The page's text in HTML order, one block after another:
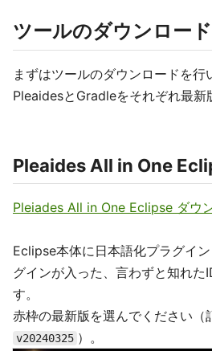
ツールのダウンロード
まずはツールのダウンロードを行
PleaidesとGradleをそれぞれ最新
Pleaides All in One
Pleiades All in One Eclipse ダウ
Eclipse本体に日本語化プラグイ
グインが入った、言わずと知れた
す。
赤枠の最新版を選んでください（
v20240325 ）。